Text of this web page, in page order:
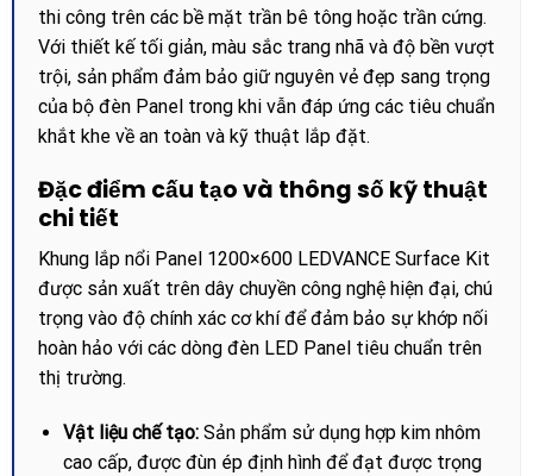
thi công trên các bề mặt trần bê tông hoặc trần cứng.
Với thiết kế tối giản, màu sắc trang nhã và độ bền vượt
trội, sản phẩm đảm bảo giữ nguyên vẻ đẹp sang trọng
của bộ đèn Panel trong khi vẫn đáp ứng các tiêu chuẩn
khắt khe về an toàn và kỹ thuật lắp đặt.
Đặc điểm cấu tạo và thông số kỹ thuật
chi tiết
Khung lắp nổi Panel 1200×600 LEDVANCE Surface Kit
được sản xuất trên dây chuyền công nghệ hiện đại, chú
trọng vào độ chính xác cơ khí để đảm bảo sự khớp nối
hoàn hảo với các dòng đèn LED Panel tiêu chuẩn trên
thị trường.
Vật liệu chế tạo:Sản phẩm sử dụng hợp kim nhôm
cao cấp, được đùn ép định hình để đạt được trọng